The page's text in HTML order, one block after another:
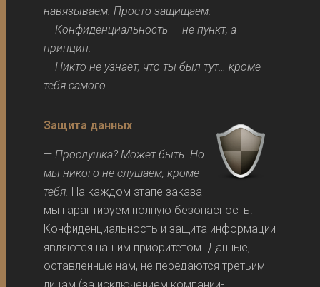
навязываем. Просто защищаем.
— Конфиденциальность — не пункт, а
принцип.
—Никто не узнает, что ты был тут… кроме
тебя самого.
Защита данных
— Прослушка? Может быть. Но
мы никого не слушаем, кроме
тебя. На каждом этапе заказа
мы гарантируем полную безопасность.
Конфиденциальность и защита информации
являются нашим приоритетом. Данные,
оставленные нам, не передаются третьим